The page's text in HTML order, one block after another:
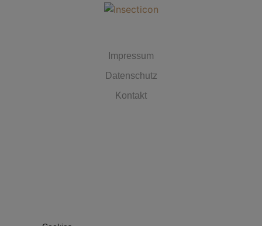
Impressum
Datenschutz
Kontakt